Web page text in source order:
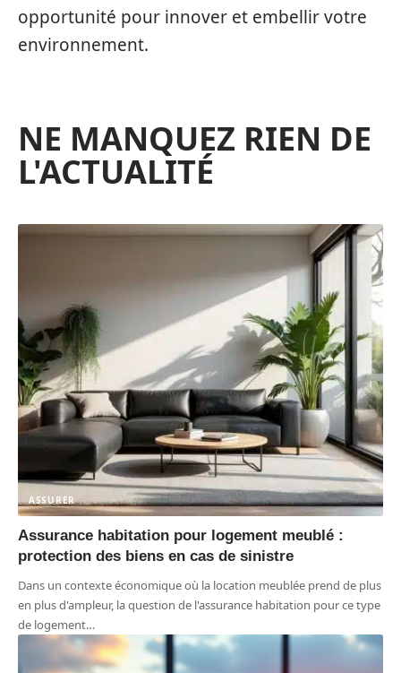
opportunité pour innover et embellir votre
environnement.
NE MANQUEZ RIEN DE
L'ACTUALITÉ
ASSURER
Assurance habitation pour logement meublé :
protection des biens en cas de sinistre
Dans un contexte économique où la location meublée prend de plus
en plus d'ampleur, la question de l'assurance habitation pour ce type
de logement…